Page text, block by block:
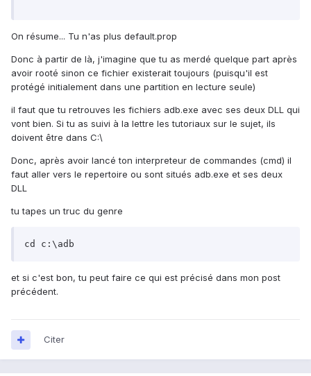
On résume... Tu n'as plus default.prop
Donc à partir de là, j'imagine que tu as merdé quelque part après
avoir rooté sinon ce fichier existerait toujours (puisqu'il est
protégé initialement dans une partition en lecture seule)
il faut que tu retrouves les fichiers adb.exe avec ses deux DLL qui
vont bien. Si tu as suivi à la lettre les tutoriaux sur le sujet, ils
doivent être dans C:\
Donc, après avoir lancé ton interpreteur de commandes (cmd) il
faut aller vers le repertoire ou sont situés adb.exe et ses deux
DLL
tu tapes un truc du genre
cd c:\adb
et si c'est bon, tu peut faire ce qui est précisé dans mon post
précédent.
Citer